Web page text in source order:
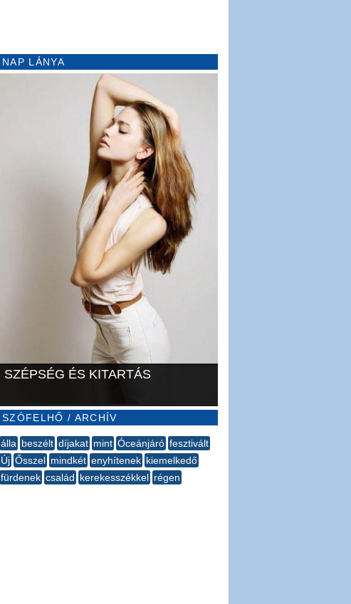
NAP LÁNYA
SZÉPSÉG ÉS KITARTÁS
SZÓFELHŐ / ARCHÍV
álla beszélt díjakat mint Óceánjáró fesztivált
Új ​Ősszel mindkét enyhítenek kiemelkedő
fürdenek család kerekesszékkel régen